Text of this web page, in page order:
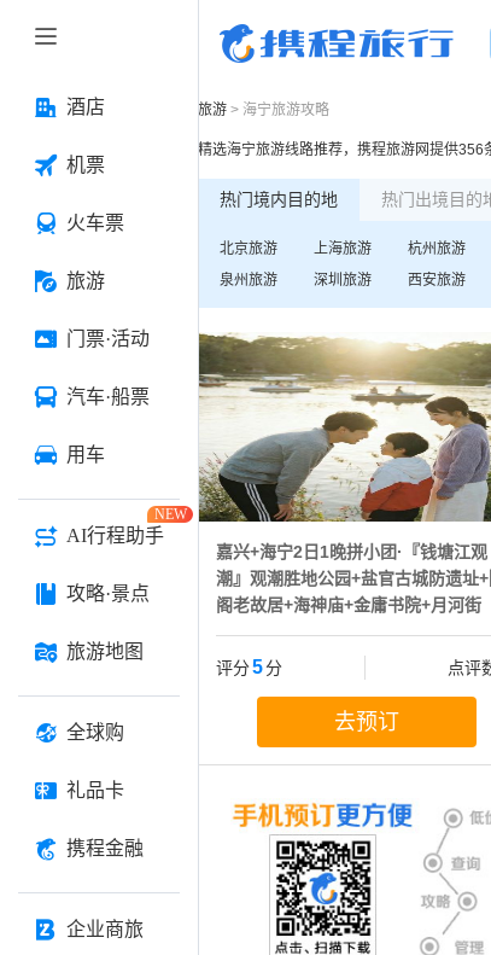
酒店
机票
火车票
旅游
门票·活动
汽车·船票
用车
AI行程助手
NEW
攻略·景点
旅游地图
全球购
礼品卡
携程金融
企业商旅
旅游 > 海宁旅游攻略
精选海宁旅游线路推荐，携程旅游网提供356
热门境内目的地 热门出境目的
北京旅游 上海旅游 杭州旅游
泉州旅游 深圳 旅游 西安旅游
嘉兴+海宁2日1晚拼小团·『钱塘江观
潮』观潮胜地公园+盐官古城防遗址
阁老故居+海神庙+金庸书院+月河街
评分5分 点评
去预订